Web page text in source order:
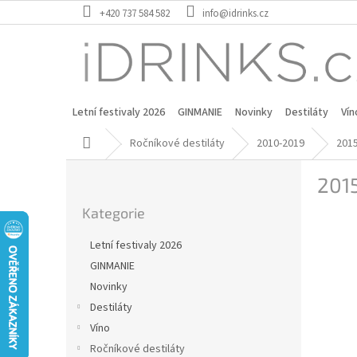
na
+420 737 584 582 info@idrinks.cz
Letní festivaly 2026 GINMANIE Novinky Destiláty
Domů Ročníkové destiláty 2010-2019 2015
kategorie
Kategorie
Letní festivaly 2026
GINMANIE
Novinky
Destiláty
Víno
Ročníkové destiláty